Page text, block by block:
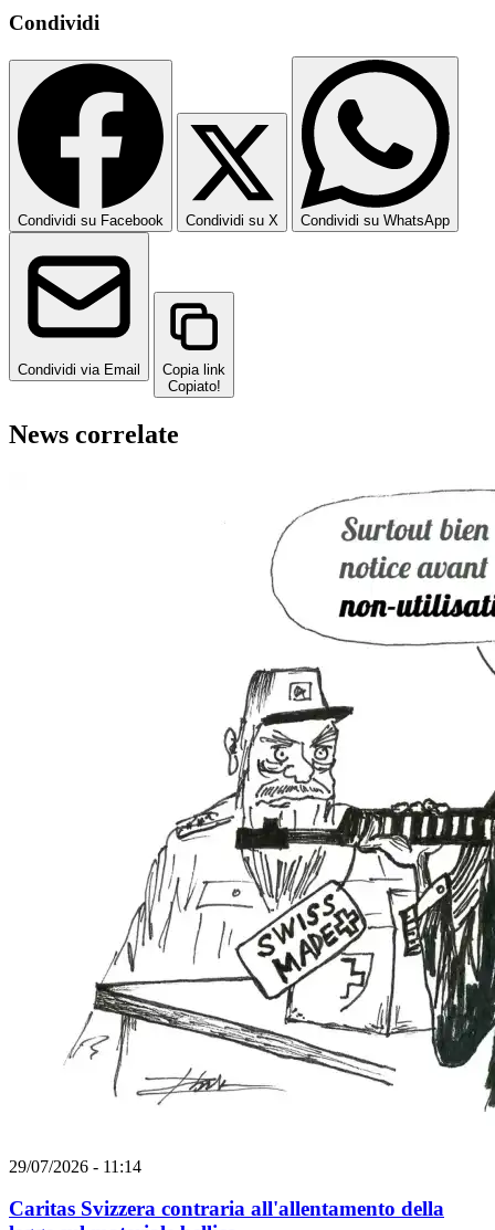
Condividi
Condividi su Facebook Condividi su X Condividi su WhatsApp
Condividi via Email
Copia link
Copiato!
News correlate
29/07/2026 - 11:14
Caritas Svizzera contraria all'allentamento della